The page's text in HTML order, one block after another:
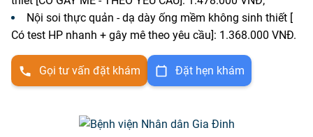
Nội soi thực quản - dạ dày ống mềm không sinh thiết [
Có test HP nhanh + gây mê theo yêu cầu]: 1.368.000 VNĐ.
Gọi tư vấn đặt khám Đặt hẹn khám